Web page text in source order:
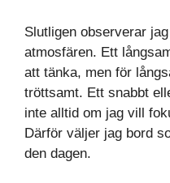
Slutligen observerar
atmosfären. Ett
att tänka, men för
tröttsamt. Ett snabbt
inte alltid om jag vill
Därför väljer jag bord
den dagen.